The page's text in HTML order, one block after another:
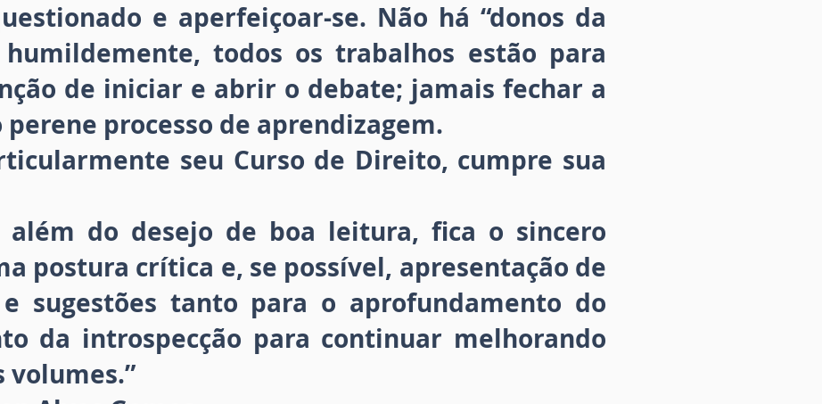
e aperfeiçoar-se. Não há “donos da
humildemente, todos os trabalhos estão para
de iniciar e abrir o debate; jamais fechar a
perene processo de aprendizagem.
seu Curso de Direito, cumpre sua
além do desejo de boa leitura, fica o sincero
postura crítica e, se possível, apresentação de
sugestões tanto para o aprofundamento do
da introspecção para continuar melhorando
volumes.”